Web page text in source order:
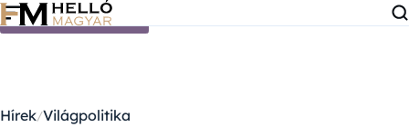
Ugrás a tartalomra
Hírek Világpolitika